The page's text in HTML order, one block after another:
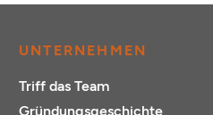
UNTERNEHMEN
Triff das Team
Gründungsgeschichte